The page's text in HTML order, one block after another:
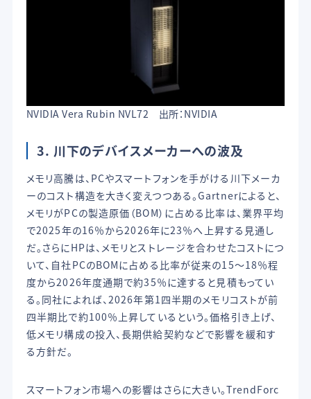
NVIDIA Vera Rubin NVL72 出所：NVIDIA
3. 川下のデバイスメーカーへの波及
メモリ高騰は、PCやスマートフォンを手がける川下メーカ
ーのコスト構造を大きく変えつつある。Gartnerによると、
メモリがPCの製造原価（BOM）に占める比率は、業界平均
で2025年の16％から2026年に23％へ上昇する見通し
だ。さらにHPは、メモリとストレージを合わせたコストにつ
いて、自社PCのBOMに占める比率が従来の15〜18％程
度から2026年度通期で約35％に達すると見積もってい
る。同社によれば、2026年第1四半期のメモリコストが前
四半期比で約100％上昇しているという。価格引き上げ、
低メモリ構成の投入、長期供給契約などで影響を緩和す
る方針だ。
スマートフォン市場への影響はさらに大きい。TrendForc